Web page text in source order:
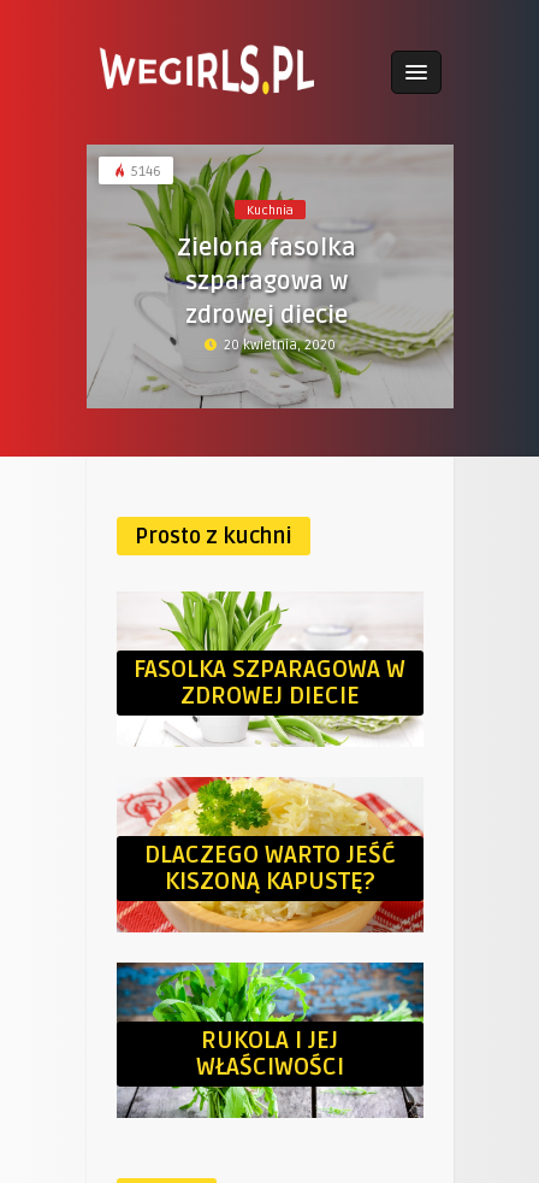
5146
Kuchnia
Zielona fasolka
szparagowa w
zdrowej diecie
20 kwietnia, 2020
Prosto z kuchni
FASOLKA SZPARAGOWA W
ZDROWEJ DIECIE
DLACZEGO WARTO JEŚĆ
KISZONĄ KAPUSTĘ?
RUKOLA I JEJ
WŁAŚCIWOŚCI